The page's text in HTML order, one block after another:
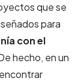
que se
para
con el
hecho, en un